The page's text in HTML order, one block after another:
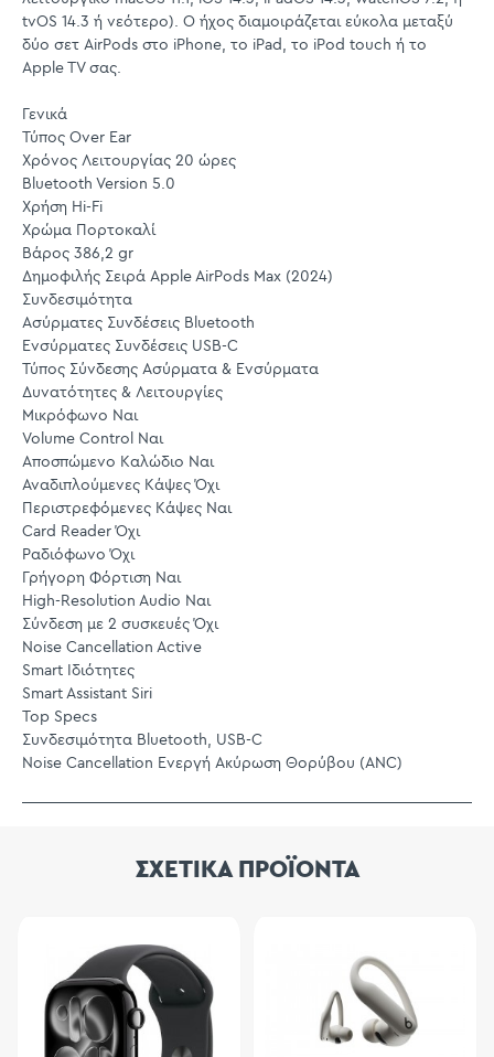
tvOS 14.3 ή νεότερο). Ο ήχος διαμοιράζεται εύκολα μεταξύ
δύο σετ AirPods στο iPhone, το iPad, το iPod touch ή το
Apple TV σας.
Γενικά
Τύπος Over Ear
Χρόνος Λειτουργίας 20 ώρες
Bluetooth Version 5.0
Χρήση Hi-Fi
Χρώμα Πορτοκαλί
Βάρος 386,2 gr
Δημοφιλής Σειρά Apple AirPods Max (2024)
Συνδεσιμότητα
Ασύρματες Συνδέσεις Bluetooth
Ενσύρματες Συνδέσεις USB-C
Τύπος Σύνδεσης Ασύρματα & Ενσύρματα
Δυνατότητες & Λειτουργίες
Μικρόφωνο Ναι
Volume Control Ναι
Αποσπώμενο Καλώδιο Ναι
Αναδιπλούμενες Κάψες Όχι
Περιστρεφόμενες Κάψες Ναι
Card Reader Όχι
Ραδιόφωνο Όχι
Γρήγορη Φόρτιση Ναι
High-Resolution Audio Ναι
Σύνδεση με 2 συσκευές Όχι
Noise Cancellation Active
Smart Ιδιότητες
Smart Assistant Siri
Top Specs
Συνδεσιμότητα Bluetooth, USB-C
Noise Cancellation Ενεργή Ακύρωση Θορύβου (ANC)
ΣΧΕΤΙΚΑ ΠΡΟΪΟΝΤΑ